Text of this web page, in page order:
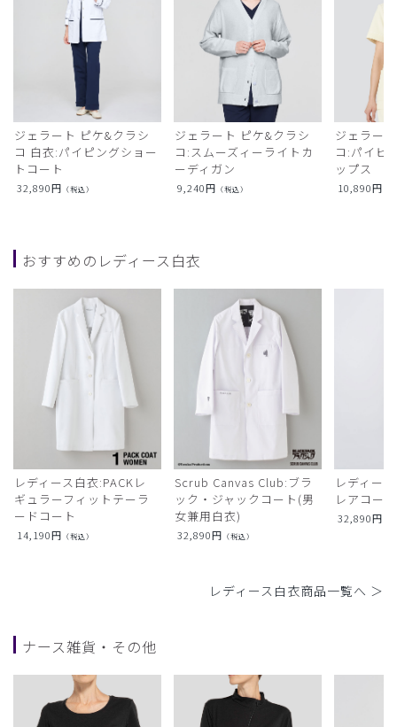
ジェラート ピケ&クラシ
コ 白衣:パイピングショー
トコート
32,890円 （税込）
ジェラート ピケ&クラシ
コ:スムーズィーライトカ
ーディガン
9,240円 （税込）
ジェラー
コ:パイピ
ップス
10,890円
おすすめのレディース白衣
レディース白衣:PACKレ
ギュラーフィットテーラ
ードコート
14,190円 （税込）
Scrub Canvas Club:ブラ
ック・ジャックコート(男
女兼用白衣)
32,890円 （税込）
レディー
レアコート
32,890円
レディース白衣商品一覧へ ＞
ナース雑貨・その他